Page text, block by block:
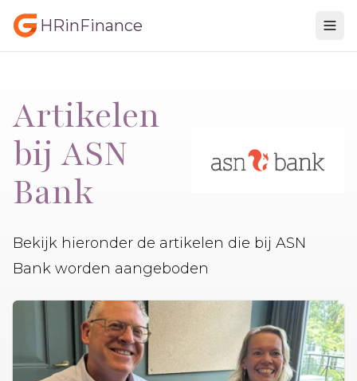
HRinFinance
Artikelen
bij ASN
Bank
Bekijk hieronder de artikelen die bij ASN
Bank worden aangeboden